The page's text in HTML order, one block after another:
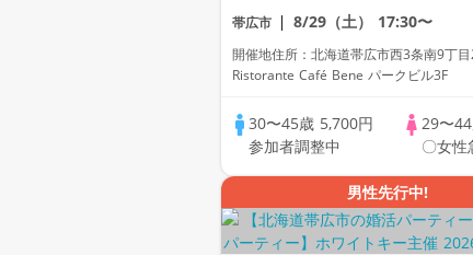
以上」着席式全員会
話/WhiteKey AI
マッチングあり
帯広市 8/29（土） 17:30〜
開催地住所：北海道帯広市西3条南9丁
Ristorante Café Bene パークビル3F
30〜45歳 5,700円
参加者調整中
29〜
〇女性
男性先行中!